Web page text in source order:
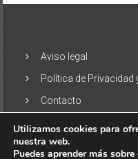
Aviso legal
Política de Privacidad
Contacto
Utilizamos cookies para
nuestra web.
Puedes aprender más